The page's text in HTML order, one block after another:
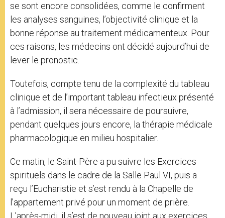
se sont encore consolidées, comme le confirment
les analyses sanguines, l’objectivité clinique et la
bonne réponse au traitement médicamenteux. Pour
ces raisons, les médecins ont décidé aujourd’hui de
lever le pronostic.
Toutefois, compte tenu de la complexité du tableau
clinique et de l’important tableau infectieux présenté
à l’admission, il sera nécessaire de poursuivre,
pendant quelques jours encore, la thérapie médicale
pharmacologique en milieu hospitalier.
Ce matin, le Saint-Père a pu suivre les Exercices
spirituels dans le cadre de la Salle Paul VI, puis a
reçu l’Eucharistie et s’est rendu à la Chapelle de
l’appartement privé pour un moment de prière.
L’après-midi, il s’est de nouveau joint aux exercices